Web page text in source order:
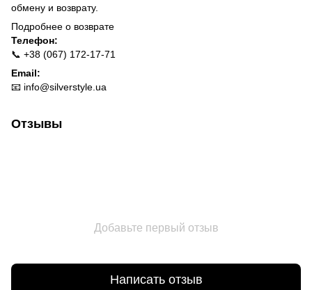
обмену и возврату.
Подробнее о возврате
Телефон:
📞 +38 (067) 172-17-71
Email:
📧 info@silverstyle.ua
Отзывы
Добавьте первый отзыв
Написать отзыв